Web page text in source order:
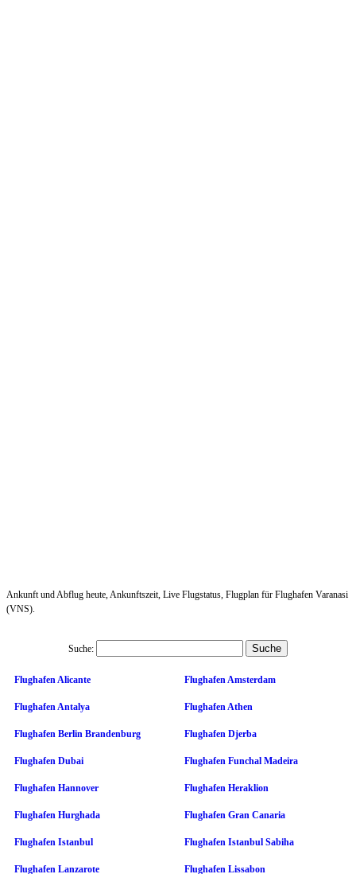
Ankunft und Abflug heute, Ankunftszeit, Live Flugstatus, Flugplan für Flughafen Varanasi
(VNS).
Suche:
Flughafen Alicante Flughafen Amsterdam
Flughafen Antalya Flughafen Athen
Flughafen Berlin Brandenburg Flughafen Djerba
Flughafen Dubai Flughafen Funchal Madeira
Flughafen Hannover Flughafen Heraklion
Flughafen Hurghada Flughafen Gran Canaria
Flughafen Istanbul Flughafen Istanbul Sabiha
Flughafen Lanzarote Flughafen Lissabon